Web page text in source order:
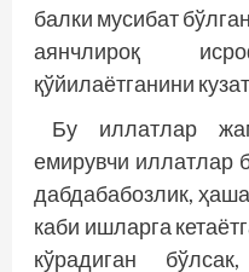
балки мусибат
аянчлироқ
қўйилаётганини
Бу иллатлар
емирувчи иллатлар
дабдабабозлик,
каби ишларга
кўрадиган